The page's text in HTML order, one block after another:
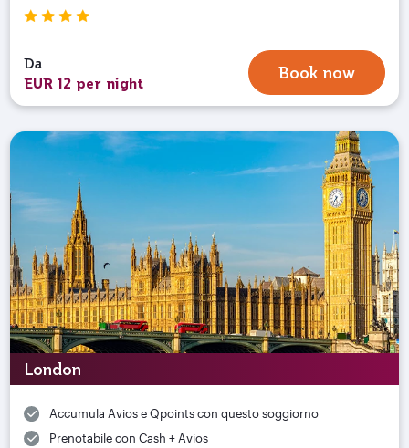
Da
EUR 12 per night
Book now
London
Accumula Avios e Qpoints con questo soggiorno
Prenotabile con Cash + Avios